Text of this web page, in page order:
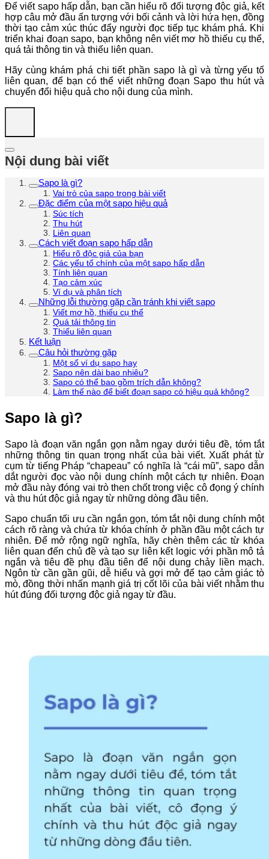
Để viết sapo hấp dẫn, bạn cần hiểu rõ đối tượng độc giả, kết
hợp câu mở đầu ấn tượng với bối cảnh và lời hứa hẹn, đồng
thời tạo cảm xúc thúc đẩy người đọc tiếp tục khám phá. Khi
triển khai đoạn sapo, bạn không nên viết mơ hồ thiếu cụ thể,
quá tải thông tin và thiếu liên quan.
Hãy cùng khám phá chi tiết phần sapo là gì và từng yếu tố
liên quan, để bạn có thể viết những đoạn Sapo thu hút và
chuyển đổi hiệu quả cho nội dung của mình.
Nội dung bài viết
Sapo là gì?
Vai trò của sapo trong bài viết
Đặc điểm của một sapo hiệu quả
Súc tích
Thu hút
Liên quan
Cách viết đoạn sapo hấp dẫn
Hiểu rõ độc giả của bạn
Các yếu tố chính của một sapo hấp dẫn
Tính liên quan
Tạo cảm xúc
Ví dụ và phân tích
Những lỗi thường gặp cần tránh khi viết sapo
Viết mơ hồ, thiếu cụ thể
Quá tải thông tin
Thiếu liên quan
Kết luận
Câu hỏi thường gặp
Một số ví dụ sapo hay
Sapo nên dài bao nhiêu?
Sapo có thể bao gồm trích dẫn không?
Làm thế nào để biết đoạn sapo có hiệu quả không?
Sapo là gì?
Sapo là đoạn văn ngắn gọn nằm ngay dưới tiêu đề, tóm tắt
những thông tin quan trọng nhất của bài viết. Xuất phát từ
cụm từ tiếng Pháp “chapeau” có nghĩa là “cái mũ”, sapo dẫn
dắt người đọc vào nội dung chính một cách tự nhiên. Đoạn
mở đầu này đóng vai trò then chốt trong việc cô đọng ý chính
và thu hút độc giả ngay từ những dòng đầu tiên.
Sapo chuẩn tối ưu cần ngắn gọn, tóm tắt nội dung chính một
cách rõ ràng và chứa từ khóa chính ở phần đầu một cách tự
nhiên. Để mở rộng ngữ nghĩa, hãy chèn thêm các từ khóa
liên quan đến chủ đề và tạo sự liên kết logic với phần mô tả
ngắn và tiêu đề phụ đầu tiên để nội dung chảy liền mạch.
Ngôn từ cần gần gũi, dễ hiểu và gợi mở để tạo cảm giác tò
mò, đồng thời nhấn mạnh giá trị cốt lõi của bài viết nhằm thu
hút đúng đối tượng độc giả ngay từ đầu.